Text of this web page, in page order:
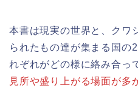
本書は現実の世界と、クワ
られたもの達が集まる国の
れぞれがどの様に絡み合っ
見所や盛り上がる場面が多